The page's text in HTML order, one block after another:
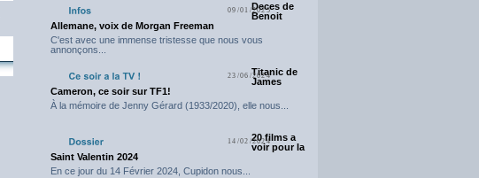
09/01/2025Deces de
Benoit
Allemane, voix de Morgan Freeman
C'est avec une immense tristesse que nous vous
annonçons...
23/06/2024Titanic de
James
Cameron, ce soir sur TF1!
À la mémoire de Jenny Gérard (1933/2020), elle nous...
14/02/202420 films a
voir pour la
Saint Valentin 2024
En ce jour du 14 Février 2024, Cupidon nous...